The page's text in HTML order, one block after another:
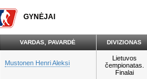
GYNĖJAI
VARDAS, PAVARDĖ DIVIZIONAS
Mustonen Henri Aleksi
Lietuvos
čempionatas.
Finalai